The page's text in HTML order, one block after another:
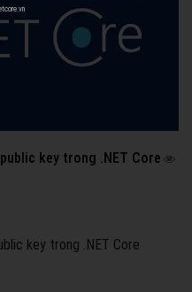
key trong .NET Core
key trong .NET Core